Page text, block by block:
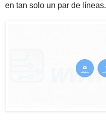
en tan solo un par de líneas.